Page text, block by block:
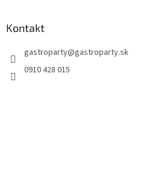
Kontakt
gastroparty@gastroparty.sk
0910 428 015